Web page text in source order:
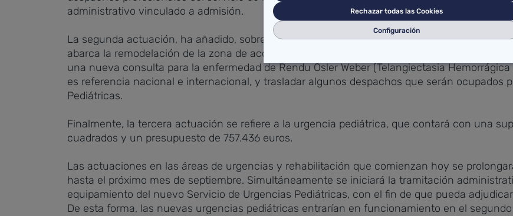
administrativo vinculado a admisión.
La segunda actuación, ha añadido, sobre una superficie construida de 217,80 metros
abarca la remodelación de la zona de acceso y espera del actual hospital de día con el fin
una nueva consulta para la enfermedad de Rendu Osler Weber (Telangiectasia
es referencia nacional e internacional, y trasladar algunos despachos que serán ocupados
Pediátricas.
Finalmente, la tercera actuación se refiere a la urgencia pediátrica, que contará con una
cuadrados y un presupuesto de 757.436 euros.
Las actuaciones en las áreas de urgencias y rehabilitación que comienzan hoy se
hasta el próximo mes de septiembre. Simultáneamente se iniciará la tramitación
equipamiento del nuevo Servicio de Urgencias Pediátricas, con el fin de que pueda
De esta forma, las nuevas urgencias pediátricas entrarían en funcionamiento en el
Rechazar todas las Cookies
Configuración